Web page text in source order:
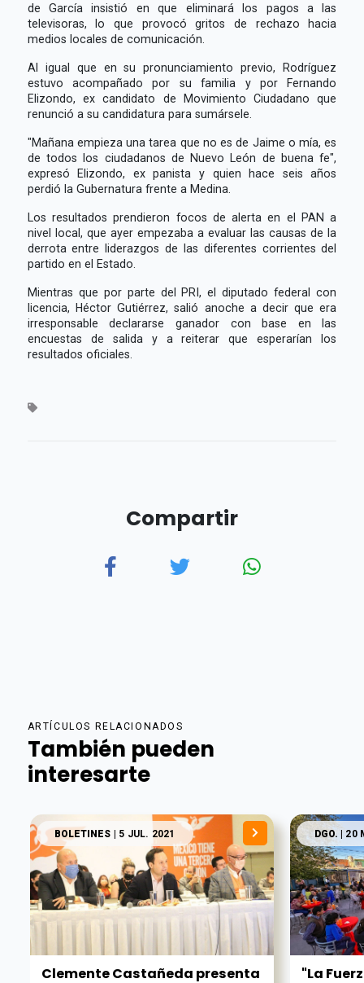
de García insistió en que eliminará los pagos a las
televisoras, lo que provocó gritos de rechazo hacia
medios locales de comunicación.
Al igual que en su pronunciamiento previo, Rodríguez
estuvo acompañado por su familia y por Fernando
Elizondo, ex candidato de Movimiento Ciudadano que
renunció a su candidatura para sumársele.
"Mañana empieza una tarea que no es de Jaime o mía, es
de todos los ciudadanos de Nuevo León de buena fe",
expresó Elizondo, ex panista y quien hace seis años
perdió la Gubernatura frente a Medina.
Los resultados prendieron focos de alerta en el PAN a
nivel local, que ayer empezaba a evaluar las causas de la
derrota entre liderazgos de las diferentes corrientes del
partido en el Estado.
Mientras que por parte del PRI, el diputado federal con
licencia, Héctor Gutiérrez, salió anoche a decir que era
irresponsable declararse ganador con base en las
encuestas de salida y a reiterar que esperarían los
resultados oficiales.
Compartir
ARTÍCULOS RELACIONADOS
También pueden
interesarte
BOLETINES | 5 JUL. 2021
Clemente Castañeda presenta
DGO. | 20
"La